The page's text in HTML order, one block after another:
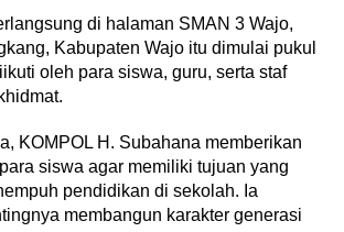
di halaman SMAN 3 Wajo,
Kabupaten Wajo itu dimulai pukul
oleh para siswa, guru, serta staf
KOMPOL H. Subahana memberikan
siswa agar memiliki tujuan yang
pendidikan di sekolah. Ia
membangun karakter generasi